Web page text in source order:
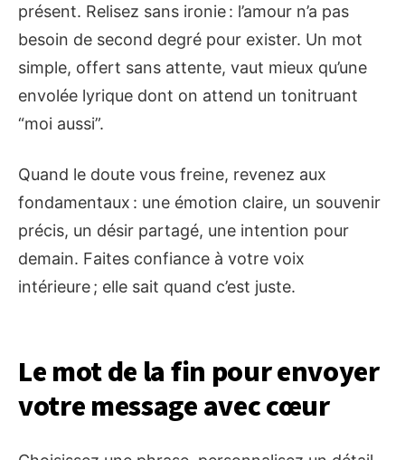
présent. Relisez sans ironie : l’amour n’a pas
besoin de second degré pour exister. Un mot
simple, offert sans attente, vaut mieux qu’une
envolée lyrique dont on attend un tonitruant
“moi aussi”.
Quand le doute vous freine, revenez aux
fondamentaux : une émotion claire, un souvenir
précis, un désir partagé, une intention pour
demain. Faites confiance à votre voix
intérieure ; elle sait quand c’est juste.
Le mot de la fin pour envoyer
votre message avec cœur